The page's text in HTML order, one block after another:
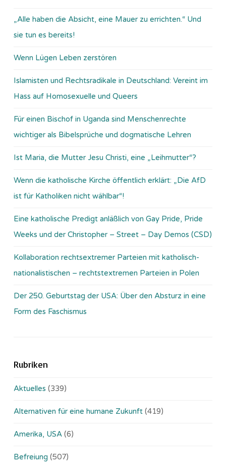
„Alle haben die Absicht, eine Mauer zu errichten.“ Und
sie tun es bereits!
Wenn Lügen Leben zerstören
Islamisten und Rechtsradikale in Deutschland: Vereint im
Hass auf Homosexuelle und Queers
Für einen Bischof in Uganda sind Menschenrechte
wichtiger als Bibelsprüche und dogmatische Lehren
Ist Maria, die Mutter Jesu Christi, eine „Leihmutter“?
Wenn die katholische Kirche öffentlich erklärt: „Die AfD
ist für Katholiken nicht wählbar“!
Eine katholische Predigt anläßlich von Gay Pride, Pride
Weeks und der Christopher – Street – Day Demos (CSD)
Kollaboration rechtsextremer Parteien mit katholisch-
nationalistischen – rechtstextremen Parteien in Polen
Der 250. Geburtstag der USA: Über den Absturz in eine
Form des Faschismus
Rubriken
Aktuelles (339)
Alternativen für eine humane Zukunft (419)
Amerika, USA (6)
Befreiung (507)